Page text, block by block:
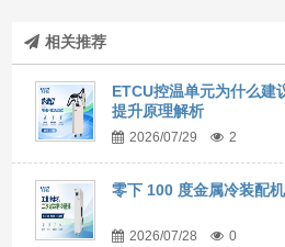
相关推荐
ETCU控温单元为什么建
提升原理解析
2026/07/29 2
零下 100 度金属冷装配
2026/07/28 0